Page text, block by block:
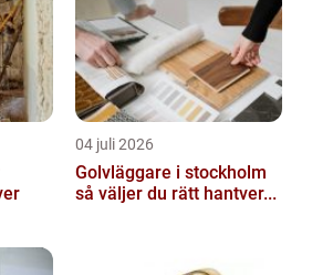
04 juli 2026
Golvläggare i stockholm
så väljer du rätt hantver...